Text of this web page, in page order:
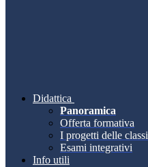
Didattica
Panoramica
Offerta formativa
I progetti delle classi
Esami integrativi
Info utili